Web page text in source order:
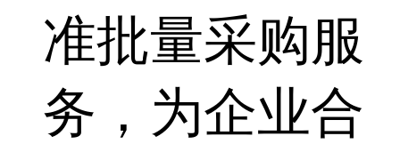
准批量采购服
务，为企业合